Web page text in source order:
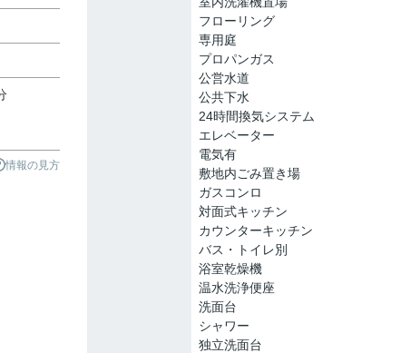
情報の見方
フローリング
専用庭
プロパンガス
公営水道
公共下水
24時間換気システム
エレベーター
電気有
敷地内ごみ置き場
ガスコンロ
対面式キッチン
カウンターキッチン
バス・トイレ別
浴室乾燥機
温水洗浄便座
洗面台
シャワー
独立洗面台